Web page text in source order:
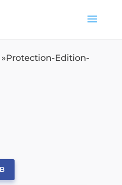
Edition-